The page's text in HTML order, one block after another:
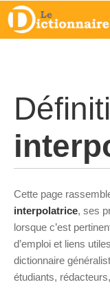
Cette page
interpolatrice, ses
lorsque c’est
d’emploi et liens
dictionnaire
étudiants,